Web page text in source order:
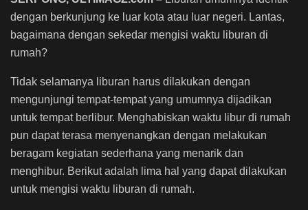
dengan berkunjung ke luar kota atau luar negeri. Lantas,
bagaimana dengan sekedar mengisi waktu liburan di
rumah?
Tidak selamanya liburan harus dilakukan dengan
mengunjungi tempat-tempat yang umumnya dijadikan
untuk tempat berlibur. Menghabiskan waktu libur di rumah
pun dapat terasa menyenangkan dengan melakukan
beragam kegiatan sederhana yang menarik dan
menghibur. Berikut adalah lima hal yang dapat dilakukan
untuk mengisi waktu liburan di rumah.